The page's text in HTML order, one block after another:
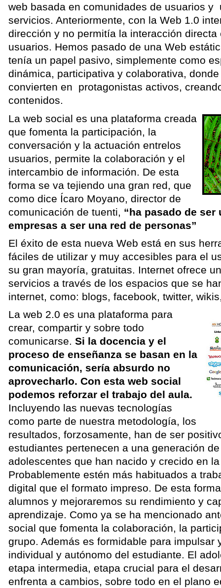
web basada en comunidades de usuarios y
servicios. Anteriormente, con la Web 1.0
dirección y no permitía la interacción directa
usuarios. Hemos pasado de una Web
tenía un papel pasivo, simplemente como
dinámica, participativa y colaborativa,
convierten en protagonistas activos,
contenidos.
La web social es una plataforma creada
que fomenta la participación, la
conversación y la actuación entrelos
usuarios, permite la colaboración y el
intercambio de información. De esta
forma se va tejiendo una gran red, que
como dice Ícaro Moyano, director de
comunicación de tuenti, “ha pasado de ser
empresas a ser una red de personas”
El éxito de esta nueva Web está en sus
fáciles de utilizar y muy accesibles para el
su gran mayoría, gratuitas. Internet ofrece
servicios a través de los espacios que se
internet, como: blogs, facebook, twitter,
La web 2.0 es una plataforma para
crear, compartir y sobre todo
comunicarse. Si la docencia y el
proceso de enseñanza se basan en la
comunicación, sería absurdo no
aprovecharlo. Con esta web social
podemos reforzar el trabajo del aula.
Incluyendo las nuevas tecnologías
como parte de nuestra metodología, los
resultados, forzosamente, han de ser
estudiantes pertenecen a una generación
adolescentes que han nacido y crecido en
Probablemente estén más habituados a
digital que el formato impreso. De esta
alumnos y mejoraremos su rendimiento y
aprendizaje. Como ya se ha mencionado
social que fomenta la colaboración, la
grupo. Además es formidable para impulsar
individual y autónomo del estudiante. El
etapa intermedia, etapa crucial para el
enfrenta a cambios, sobre todo en el plano